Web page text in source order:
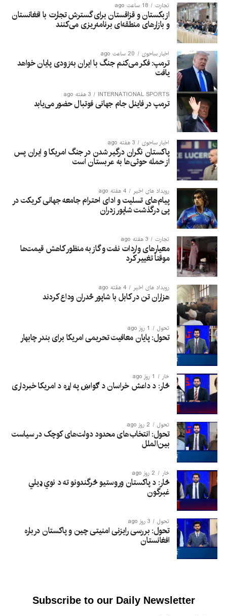
تجارت 18 ساعت ago
ازبکستان و قزاقستان برای گسترش تجارت با افغانستان
و بازارهای منطقه‌ای برنامه‌ریزی می‌کنند
اخبار ساحوی 20 ساعت ago
ترمپ: فکر می‌کنم جنگ با ایران به‌زودی پایان خواهد
یافت
INTERNATIONAL SPORTS 3 هفته ago
ترمپ در فاینل جام جهانی فوتبال حضور می‌یابد
اخبار ساحوی 3 هفته ago
پاکستان نگران درگیر شدن در جنگ امریکا و ایران پس
از حمله حوثی‌ها به عربستان است
رویداد های اخیر 4 هفته ago
پیام‌های تسلیت و ادای احترام جامعه جهانی کریکت در
پی درگذشت شاپور زدران
تجارت 3 هفته ago
معیارهای واردات نفت و گاز به منظور کاهش قیمت‌ها
موقتاً تغییر کرد
رویداد های اخیر 4 هفته ago
هزاران تن در کابل با شاپور ځدران وداع کردند
تحول 1 روز ago
تحول: پایان معافیت تحریمی امریکا برای بندر چابهار
څار 1 روز ago
څار: د داعش خراسان د ګواښ په اړه د امریکا خبرداری
تحول 2 روز ago
تحول: انتخاب‌های محدود دولت‌های کوچک در سیاست
بین‌الملل
څار 2 روز ago
څار: د پاکستان وروستیو څرگندونو ته د نوي ډیلي
غبرگون
تحول 3 روز ago
تحول: بررسی رایزنی امنیتی چین و پاکستان درباره
افغانستان
Subscribe to our Daily Newsletter